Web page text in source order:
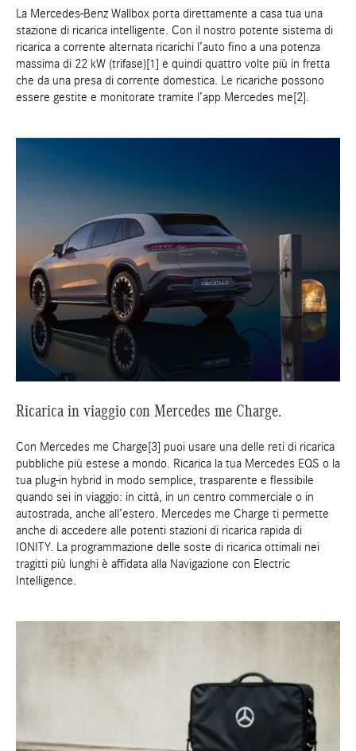
La Mercedes-Benz Wallbox porta direttamente a casa tua una
stazione di ricarica intelligente. Con il nostro potente sistema di
ricarica a corrente alternata ricarichi l’auto fino a una potenza
massima di 22 kW (trifase)[1] e quindi quattro volte più in fretta
che da una presa di corrente domestica. Le ricariche possono
essere gestite e monitorate tramite l’app Mercedes me[2].
Ricarica in viaggio con Mercedes me Charge.
Con Mercedes me Charge[3] puoi usare una delle reti di ricarica
pubbliche più estese a mondo. Ricarica la tua Mercedes EQS o la
tua plug-in hybrid in modo semplice, trasparente e flessibile
quando sei in viaggio: in città, in un centro commerciale o in
autostrada, anche all’estero. Mercedes me Charge ti permette
anche di accedere alle potenti stazioni di ricarica rapida di
IONITY. La programmazione delle soste di ricarica ottimali nei
tragitti più lunghi è affidata alla Navigazione con Electric
Intelligence.